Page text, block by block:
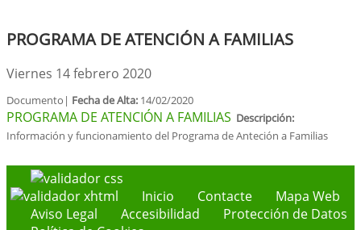
PROGRAMA DE ATENCIÓN A FAMILIAS
Viernes 14 febrero 2020
Documento| Fecha de Alta: 14/02/2020
PROGRAMA DE ATENCIÓN A FAMILIAS Descripción:
Información y funcionamiento del Programa de Anteción a Familias
Inicio Contacte
Mapa Web
Aviso Legal
Accesibilidad
Protección de Datos